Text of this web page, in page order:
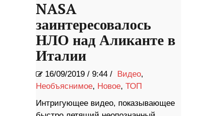
NASA
заинтересовалось
НЛО над Аликанте в
Италии
16/09/2019 / 9:44 / Видео,
Необъяснимое, Новое, ТОП
Интригующее видео, показывающее